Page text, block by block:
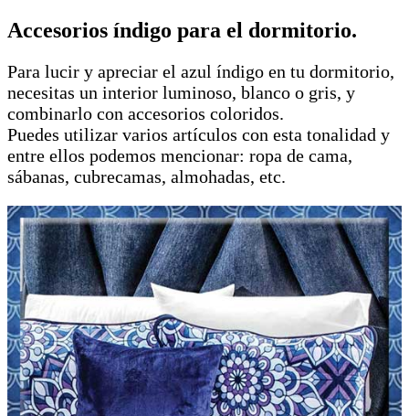
Accesorios índigo para el dormitorio.
Para lucir y apreciar el azul índigo en tu dormitorio,
necesitas un interior luminoso, blanco o gris, y
combinarlo con accesorios coloridos.
Puedes utilizar varios artículos con esta tonalidad y
entre ellos podemos mencionar: ropa de cama,
sábanas, cubrecamas, almohadas, etc.